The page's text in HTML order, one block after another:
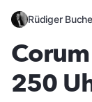
Rüdiger
250